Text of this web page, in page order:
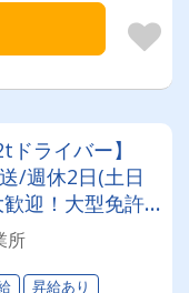
ライバー】
/週休2日(土日
迎！大型免許
ンセン・賞
充実
所
昇給あり